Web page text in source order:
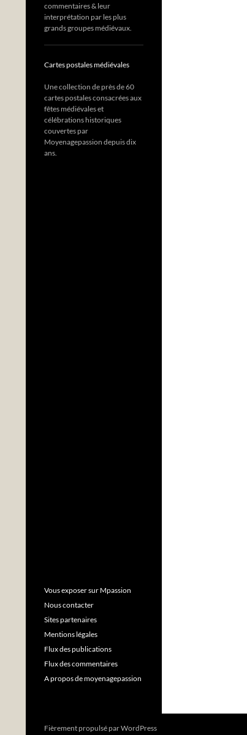
commentaires & leur
interprétation par les plus
grands groupes médiévaux.
Cartes postales médiévales
Une collection de près de 60
cartes postales consacrées aux
fêtes médiévales et
célébrations historiques
couvertes par
Moyenagepassion depuis dix
ans.
Vous exposer sur Mpassion
Nous contacter
Sites partenaires
Mentions légales
Flux des publications
Flux des commentaires
A propos de moyenagepassion
Fièrement propulsé par WordPress